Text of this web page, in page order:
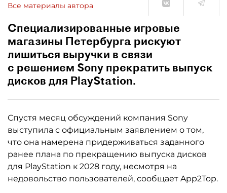
Все материалы автора
Специализированные игровые
магазины Петербурга рискуют
лишиться выручки в связи
с решением Sony прекратить выпуск
дисков для PlayStation.
Спустя месяц обсуждений компания Sony
выступила с официальным заявлением о том,
что она намерена придерживаться заданного
ранее плана по прекращению выпуска дисков
для PlayStation к 2028 году, несмотря на
недовольство пользователей, сообщает App2Top.